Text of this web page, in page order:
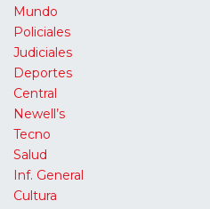
Mundo
Policiales
Judiciales
Deportes
Central
Newell’s
Tecno
Salud
Inf. General
Cultura